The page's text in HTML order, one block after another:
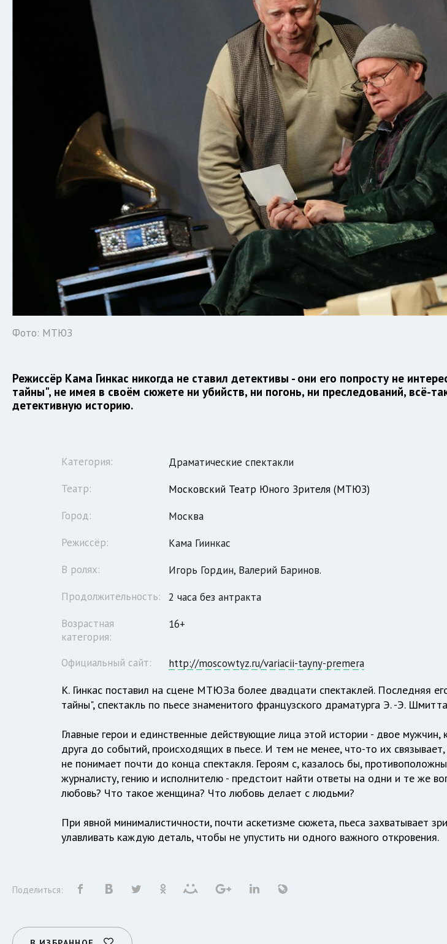
Фото: МТЮЗ
Режиссёр Кама Гинкас никогда не ставил детективы - они его попросту не
тайны", не имея в своём сюжете ни убийств, ни погонь, ни преследований, всё-
детективную историю.
Категория:
Драматические спектакли
Театр:
Московский Театр Юного Зрителя (МТЮЗ)
Город:
Москва
Режиссёр:
Кама Гиинкас
В ролях:
Игорь Гордин, Валерий Баринов.
Продолжительность:
2 часа без антракта
Возрастная
категория:
16+
Официальный сайт: http://moscowtyz.ru/variacii-tayny-premera
К. Гинкас поставил на сцене МТЮЗа более двадцати спектаклей. Последняя
тайны", спектакль по пьесе знаменитого французского драматурга Э. -Э.
Главные герои и единственные действующие лица этой истории - двое мужчин,
друга до событий, происходящих в пьесе. И тем не менее, что-то их
не понимает почти до конца спектакля. Героям с, казалось бы,
журналисту, гению и исполнителю - предстоит найти ответы на одни и те же
любовь? Что такое женщина? Что любовь делает с людьми?
При явной минималистичности, почти аскетизме сюжета, пьеса захватывает
улавливать каждую деталь, чтобы не упустить ни одного важного откровения.
Поделиться: